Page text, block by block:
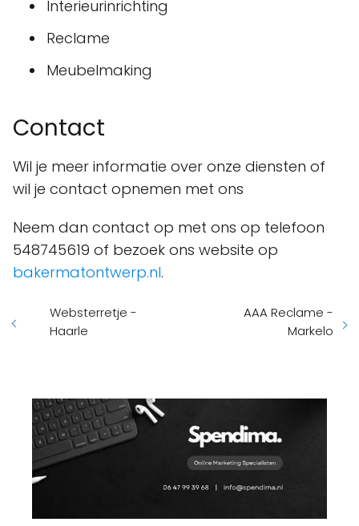
Interieurinrichting
Reclame
Meubelmaking
Contact
Wil je meer informatie over onze diensten of
wil je contact opnemen met ons
Neem dan contact op met ons op telefoon
548745619 of bezoek ons website op
bakermatontwerp.nl.
Websterretje -
Haarle
AAA Reclame -
Markelo